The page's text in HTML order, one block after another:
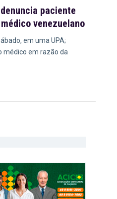
paciente
venezuelano
em uma UPA;
médico em razão da